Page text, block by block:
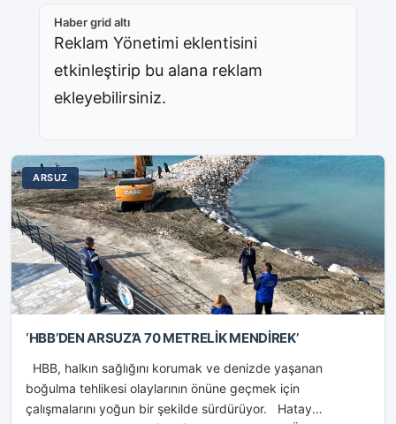
Haber grid altı
Reklam Yönetimi eklentisini
etkinleştirip bu alana reklam
ekleyebilirsiniz.
ARSUZ
‘HBB’DEN ARSUZ’A 70 METRELİK MENDİREK’
HBB, halkın sağlığını korumak ve denizde yaşanan
boğulma tehlikesi olaylarının önüne geçmek için
çalışmalarını yoğun bir şekilde sürdürüyor. Hatay